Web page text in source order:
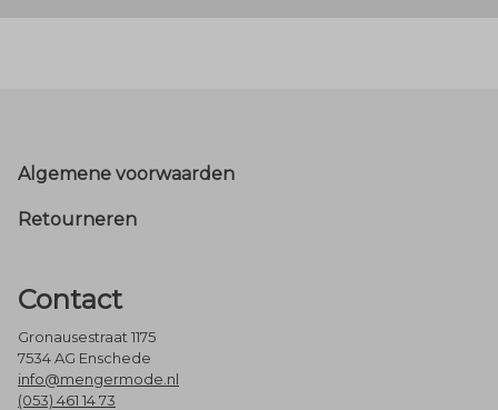
Footer
Algemene voorwaarden
Retourneren
Contact
Gronausestraat 1175
7534 AG Enschede
info@mengermode.nl
(053) 461 14 73